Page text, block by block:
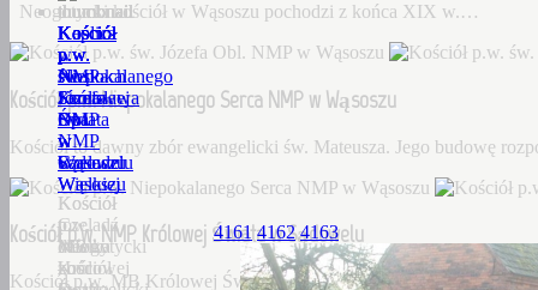
Neogotycki kościół w Wąsoszu pochodzi z końca XIX w.…
Kościół p.w. Niepokalanego Serca NMP w Wąsoszu
Kościół to dawny zbór ewangelicki św. Mateusza. Jego budowę
Kościół p.w. NMP Królowej Świata w Sądowelu
Kościół p.w. MB Królowej Świata w Sądowelu wybudowany w
Kościół
p.w.
św.
Stanisława
Bpa
w
Czeladzi
Wielkiej
Czeladź
Wielka
–
Kaplica
w
Płoskach
Kościół
p.w.
św.
Józefa
Obl.
NMP
w
Wąsoszu
Neogotycki
kościół
Kościół
p.w.
Niepokalanego
Serca
NMP
w
Wąsoszu
Kościół
to
dawny
zbór
Kościół
p.w.
NMP
Królowej
Świata
w
Sądowelu
Kościół
p.w.
MB
Królowej
4161 4162 4163